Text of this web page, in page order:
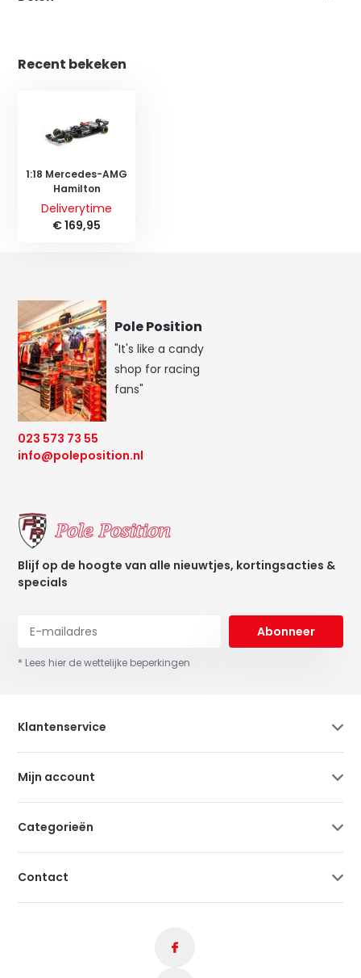
Recent bekeken
1:18 Mercedes-AMG
Hamilton
Deliverytime
€ 169,95
Pole Position
"It's like a candy
shop for racing
fans"
023 573 73 55
info@poleposition.nl
Blijf op de hoogte van alle nieuwtjes, kortingsacties &
specials
Abonneer
* Lees hier de wettelijke beperkingen
Klantenservice
Mijn account
Categorieën
Contact